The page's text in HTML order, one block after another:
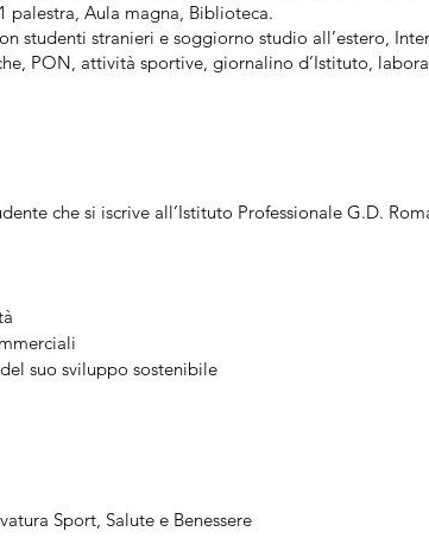
Aula magna, Biblioteca.
studenti stranieri e soggiorno studio all’estero,
PON, attività sportive, giornalino d’Istituto,
che si iscrive all’Istituto Professionale G.D.
suo sviluppo sostenibile
Sport, Salute e Benessere